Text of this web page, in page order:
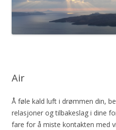
Air
Å føle kald luft i drømmen din,
relasjoner og tilbakeslag i dine
fare for å miste kontakten med